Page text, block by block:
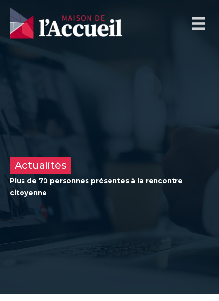
contenu
Actualités
Plus de 70 personnes présentes à la rencontre
citoyenne